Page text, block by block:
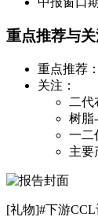
重点推荐与
重点推荐
关注：
二代
树脂
一二
主要
[礼物]#下游